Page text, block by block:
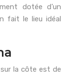
dotée d’un
fait le lieu idéal
la côte est de